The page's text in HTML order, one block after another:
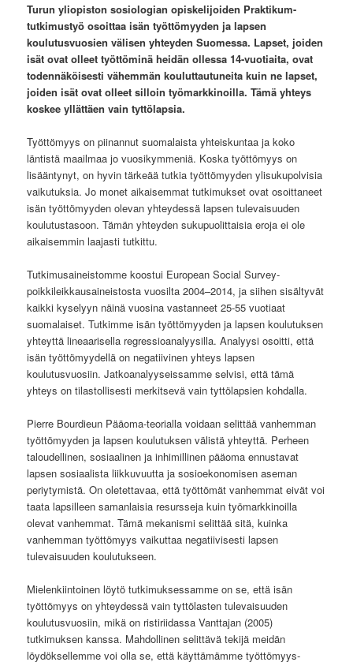
Turun yliopiston sosiologian opiskelijoiden Praktikum-
tutkimustyö osoittaa isän työttömyyden ja lapsen
koulutusvuosien välisen yhteyden Suomessa. Lapset, joiden
isät ovat olleet työttöminä heidän ollessa 14-vuotiaita, ovat
todennäköisesti vähemmän kouluttautuneita kuin ne lapset,
joiden isät ovat olleet silloin työmarkkinoilla. Tämä yhteys
koskee yllättäen vain tyttölapsia.
Työttömyys on piinannut suomalaista yhteiskuntaa ja koko
läntistä maailmaa jo vuosikymmeniä. Koska työttömyys on
lisääntynyt, on hyvin tärkeää tutkia työttömyyden ylisukupolvisia
vaikutuksia. Jo monet aikaisemmat tutkimukset ovat osoittaneet
isän työttömyyden olevan yhteydessä lapsen tulevaisuuden
koulutustasoon. Tämän yhteyden sukupuolittaisia eroja ei ole
aikaisemmin laajasti tutkittu.
Tutkimusaineistomme koostui European Social Survey-
poikkileikkausaineistosta vuosilta 2004–2014, ja siihen sisältyvät
kaikki kyselyyn näinä vuosina vastanneet 25-55 vuotiaat
suomalaiset. Tutkimme isän työttömyyden ja lapsen koulutuksen
yhteyttä lineaarisella regressioanalyysilla. Analyysi osoitti, että
isän työttömyydellä on negatiivinen yhteys lapsen
koulutusvuosiin. Jatkoanalyyseissamme selvisi, että tämä
yhteys on tilastollisesti merkitsevä vain tyttölapsien kohdalla.
Pierre Bourdieun Pääoma-teorialla voidaan selittää vanhemman
työttömyyden ja lapsen koulutuksen välistä yhteyttä. Perheen
taloudellinen, sosiaalinen ja inhimillinen pääoma ennustavat
lapsen sosiaalista liikkuvuutta ja sosioekonomisen aseman
periytymistä. On oletettavaa, että työttömät vanhemmat eivät voi
taata lapsilleen samanlaisia resursseja kuin työmarkkinoilla
olevat vanhemmat. Tämä mekanismi selittää sitä, kuinka
vanhemman työttömyys vaikuttaa negatiivisesti lapsen
tulevaisuuden koulutukseen.
Mielenkiintoinen löytö tutkimuksessamme on se, että isän
työttömyys on yhteydessä vain tyttölasten tulevaisuuden
koulutusvuosiin, mikä on ristiriidassa Vanttajan (2005)
tutkimuksen kanssa. Mahdollinen selittävä tekijä meidän
löydöksellemme voi olla se, että käyttämämme työttömyys-